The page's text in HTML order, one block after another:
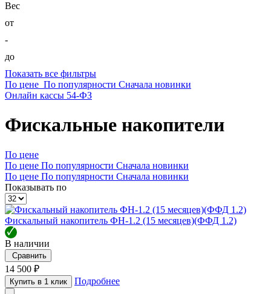
Вес
от
-
до
Показать все фильтры
По цене По популярности Сначала новинки
Онлайн кассы 54-ФЗ
Фискальные накопители
По цене
По цене По популярности Сначала новинки
По цене По популярности Сначала новинки
Показывать по
Фискальный накопитель ФН-1.2 (15 месяцев)(ФФД 1.2)
🗸
В наличии
Сравнить
14 500 ₽
Купить в 1 клик Подробнее